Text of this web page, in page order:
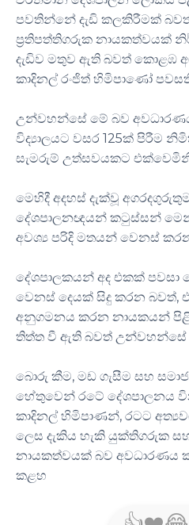
පවතින්නේ දැඩි කලකිරීමක් බවත්,
ප්‍රතිපත්තිගරුක නායකත්වයක්
දැඩිව මතුව ඇති බවත් කොළඹ
කාදිනල් රංජිත් හිමිපාණෝ
උන්වහන්සේ මේ බව
විද්‍යාලයට වසර 125ක් පිරීම
සැමරුම් උත්සවයකට
මෙහිදී අදහස් දැක්වූ
දේශපාලනඥයන් කටුස්සන්
අවශ්‍ය පරිදි මතයන් වෙනස්
දේශපාලකයන් අද එකක් පවසා
වෙනස් දෙයක් සිදු කරන බවත්,
අනුගමනය කරන නායකයන්
තිත්ත වී ඇති බවත් උන්වහන්සේ
බොරු කීම, මඩ ගැසීම සහ
හේතුවෙන් රටේ දේශපාලනය
කාදිනල් හිමිපාණන්, රටට
ලෙස දැකිය හැකි යුක්තිගරුක
නායකත්වයක් බව අවධාරණය
කළහ